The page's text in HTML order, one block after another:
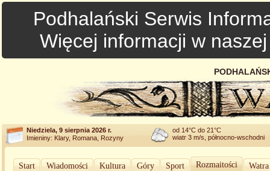
Podhalański Serwis
Więcej informacji w
Niedziela, 9 sierpnia 2026 r.
Imieniny: Klary, Romana, Rozyny
od 14°C do 21°C
wiatr 3 m/s, północno-wschodni
Start Wiadomości Kultura Góry Sport Rozmaitości